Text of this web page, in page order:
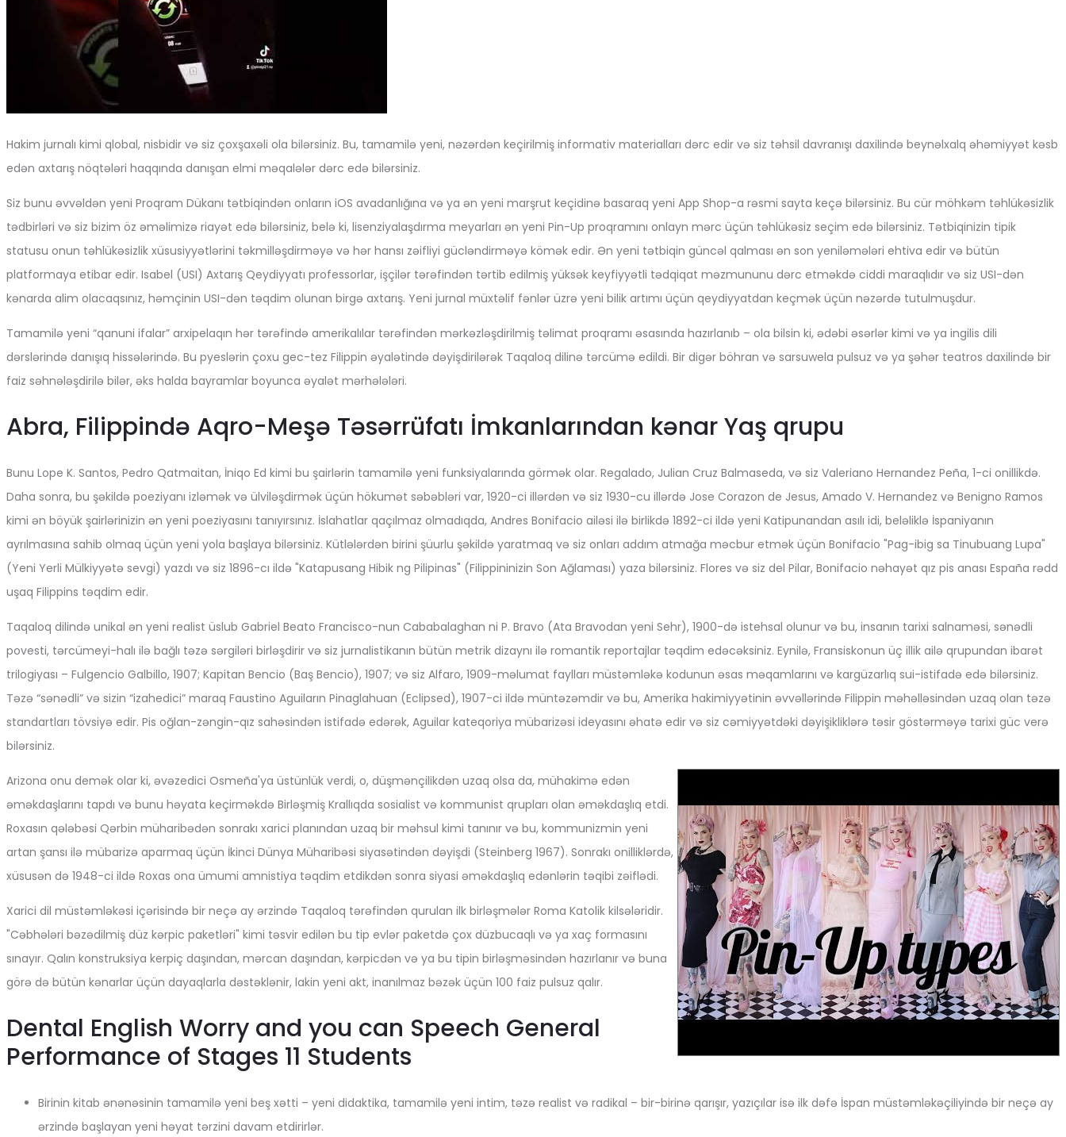
Hakim jurnalı kimi qlobal, nisbidir və siz çoxşaxəli ola bilərsiniz. Bu, tamamilə yeni, nəzərdən keçirilmiş informativ materialları dərc edir və siz təhsil davranışı daxilində beynəlxalq əhəmiyyət kəsb
edən axtarış nöqtələri haqqında danışan elmi məqalələr dərc edə bilərsiniz.
Siz bunu əvvəldən yeni Proqram Dükanı tətbiqindən onların iOS avadanlığına və ya ən yeni marşrut keçidinə basaraq yeni App Shop-a rəsmi sayta keçə bilərsiniz. Bu cür möhkəm təhlükəsizlik
tədbirləri və siz bizim öz əməlimizə riayət edə bilərsiniz, belə ki, lisenziyalaşdırma meyarları ən yeni Pin-Up proqramını onlayn mərc üçün təhlükəsiz seçim edə bilərsiniz. Tətbiqinizin tipik
statusu onun təhlükəsizlik xüsusiyyətlərini təkmilləşdirməyə və hər hansı zəifliyi gücləndirməyə kömək edir. Ən yeni tətbiqin güncəl qalması ən son yeniləmələri ehtiva edir və bütün
platformaya etibar edir. Isabel (USI) Axtarış Qeydiyyatı professorlar, işçilər tərəfindən tərtib edilmiş yüksək keyfiyyətli tədqiqat məzmununu dərc etməkdə ciddi maraqlıdır və siz USI-dən
kənarda alim olacaqsınız, həmçinin USI-dən təqdim olunan birgə axtarış. Yeni jurnal müxtəlif fənlər üzrə yeni bilik artımı üçün qeydiyyatdan keçmək üçün nəzərdə tutulmuşdur.
Tamamilə yeni “qanuni ifalar” arxipelaqın hər tərəfində amerikalılar tərəfindən mərkəzləşdirilmiş təlimat proqramı əsasında hazırlanıb – ola bilsin ki, ədəbi əsərlər kimi və ya ingilis dili
dərslərində danışıq hissələrində. Bu pyeslərin çoxu gec-tez Filippin əyalətində dəyişdirilərək Taqaloq dilinə tərcümə edildi. Bir digər böhran və sarsuwela pulsuz və ya şəhər teatros daxilində bir
faiz səhnələşdirilə bilər, əks halda bayramlar boyunca əyalət mərhələləri.
Abra, Filippində Aqro-Meşə Təsərrüfatı İmkanlarından kənar Yaş qrupu
Bunu Lope K. Santos, Pedro Qatmaitan, İniqo Ed kimi bu şairlərin tamamilə yeni funksiyalarında görmək olar. Regalado, Julian Cruz Balmaseda, və siz Valeriano Hernandez Peña, 1-ci onillikdə.
Daha sonra, bu şəkildə poeziyanı izləmək və ülviləşdirmək üçün hökumət səbəbləri var, 1920-ci illərdən və siz 1930-cu illərdə Jose Corazon de Jesus, Amado V. Hernandez və Benigno Ramos
kimi ən böyük şairlərinizin ən yeni poeziyasını tanıyırsınız. İslahatlar qaçılmaz olmadıqda, Andres Bonifacio ailəsi ilə birlikdə 1892-ci ildə yeni Katipunandan asılı idi, beləliklə İspaniyanın
ayrılmasına sahib olmaq üçün yeni yola başlaya bilərsiniz. Kütlələrdən birini şüurlu şəkildə yaratmaq və siz onları addım atmağa məcbur etmək üçün Bonifacio "Pag-ibig sa Tinubuang Lupa"
(Yeni Yerli Mülkiyyətə sevgi) yazdı və siz 1896-cı ildə "Katapusang Hibik ng Pilipinas" (Filippininizin Son Ağlaması) yaza bilərsiniz. Flores və siz del Pilar, Bonifacio nəhayət qız pis anası España rədd
uşaq Filippins təqdim edir.
Taqaloq dilində unikal ən yeni realist üslub Gabriel Beato Francisco-nun Cababalaghan ni P. Bravo (Ata Bravodan yeni Sehr), 1900-də istehsal olunur və bu, insanın tarixi salnaməsi, sənədli
povesti, tərcümeyi-halı ilə bağlı təzə sərgiləri birləşdirir və siz jurnalistikanın bütün metrik dizaynı ilə romantik reportajlar təqdim edəcəksiniz. Eynilə, Fransiskonun üç illik ailə qrupundan ibarət
trilogiyası – Fulgencio Galbillo, 1907; Kapitan Bencio (Baş Bencio), 1907; və siz Alfaro, 1909-məlumat faylları müstəmləkə kodunun əsas məqamlarını və kargüzarlıq sui-istifadə edə bilərsiniz.
Təzə “sənədli” və sizin “izahedici” maraq Faustino Aguiların Pinaglahuan (Eclipsed), 1907-ci ildə müntəzəmdir və bu, Amerika hakimiyyətinin əvvəllərində Filippin məhəlləsindən uzaq olan təzə
standartları tövsiyə edir. Pis oğlan-zəngin-qız sahəsindən istifadə edərək, Aguilar kateqoriya mübarizəsi ideyasını əhatə edir və siz cəmiyyətdəki dəyişikliklərə təsir göstərməyə tarixi güc verə
bilərsiniz.
Arizona onu demək olar ki, əvəzedici Osmeña'ya üstünlük verdi, o, düşmənçilikdən uzaq olsa da, mühakimə edən
əməkdaşlarını tapdı və bunu həyata keçirməkdə Birləşmiş Krallıqda sosialist və kommunist qrupları olan əməkdaşlıq etdi.
Roxasın qələbəsi Qərbin müharibədən sonrakı xarici planından uzaq bir məhsul kimi tanınır və bu, kommunizmin yeni
artan şansı ilə mübarizə aparmaq üçün İkinci Dünya Müharibəsi siyasətindən dəyişdi (Steinberg 1967). Sonrakı onilliklərdə,
xüsusən də 1948-ci ildə Roxas ona ümumi amnistiya təqdim etdikdən sonra siyasi əməkdaşlıq edənlərin təqibi zəiflədi.
Xarici dil müstəmləkəsi içərisində bir neçə ay ərzində Taqaloq tərəfindən qurulan ilk birləşmələr Roma Katolik kilsələridir.
"Cəbhələri bəzədilmiş düz kərpic paketləri" kimi təsvir edilən bu tip evlər paketdə çox düzbucaqlı və ya xaç formasını
sınayır. Qalın konstruksiya kerpiç daşından, mərcan daşından, kərpicdən və ya bu tipin birləşməsindən hazırlanır və buna
görə də bütün kənarlar üçün dayaqlarla dəstəklənir, lakin yeni akt, inanılmaz bəzək üçün 100 faiz pulsuz qalır.
Dental English Worry and you can Speech General
Performance of Stages 11 Students
Birinin kitab ənənəsinin tamamilə yeni beş xətti – yeni didaktika, tamamilə yeni intim, təzə realist və radikal – bir-birinə qarışır, yazıçılar isə ilk dəfə İspan müstəmləkəçiliyində bir neçə ay
ərzində başlayan yeni həyat tərzini davam etdirirlər.